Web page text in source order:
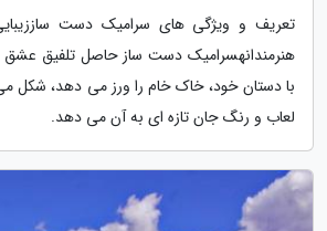
تعریف و ویژگی های سرامیک دست
هنرمندانهسرامیک دست ساز حاصل تلفیق
با دستان خود، خاک خام را ورز می دهد، شکل
لعاب و رنگ جان تازه ای به آن می دهد.